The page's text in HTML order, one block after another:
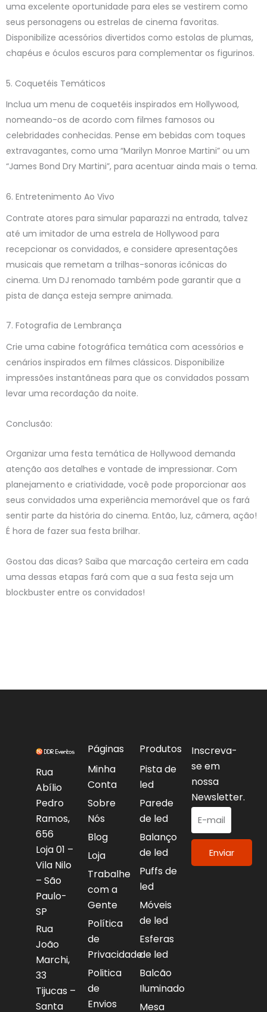
uma excelente oportunidade para eles se vestirem como
seus personagens ou estrelas de cinema favoritas.
Disponibilize acessórios divertidos como estolas de plumas,
chapéus e óculos escuros para complementar os figurinos.
5. Coquetéis Temáticos
Inclua um menu de coquetéis inspirados em Hollywood,
nomeando-os de acordo com filmes famosos ou
celebridades conhecidas. Pense em bebidas com toques
extravagantes, como uma “Marilyn Monroe Martini” ou um
“James Bond Dry Martini”, para acentuar ainda mais o tema.
6. Entretenimento Ao Vivo
Contrate atores para simular paparazzi na entrada, talvez
até um imitador de uma estrela de Hollywood para
recepcionar os convidados, e considere apresentações
musicais que remetam a trilhas-sonoras icônicas do
cinema. Um DJ renomado também pode garantir que a
pista de dança esteja sempre animada.
7. Fotografia de Lembrança
Crie uma cabine fotográfica temática com acessórios e
cenários inspirados em filmes clássicos. Disponibilize
impressões instantâneas para que os convidados possam
levar uma recordação da noite.
Conclusão:
Organizar uma festa temática de Hollywood demanda
atenção aos detalhes e vontade de impressionar. Com
planejamento e criatividade, você pode proporcionar aos
seus convidados uma experiência memorável que os fará
sentir parte da história do cinema. Então, luz, câmera, ação!
É hora de fazer sua festa brilhar.
Gostou das dicas? Saiba que marcação certeira em cada
uma dessas etapas fará com que a sua festa seja um
blockbuster entre os convidados!
Rua
Abílio
Pedro
Ramos,
656
Loja 01 –
Vila Nilo
– São
Paulo-
SP
Rua
João
Marchi,
33
Tijucas –
Santa
Páginas
Minha
Conta
Sobre
Nós
Blog
Loja
Trabalhe
com a
Gente
Política
de
Privacidade
Politica
de
Envios
Produtos
Pista de
led
Parede
de led
Balanço
de led
Puffs de
led
Móveis
de led
Esferas
de led
Balcão
Iluminado
Mesa
Inscreva-
se em
nossa
Newsletter.
Enviar